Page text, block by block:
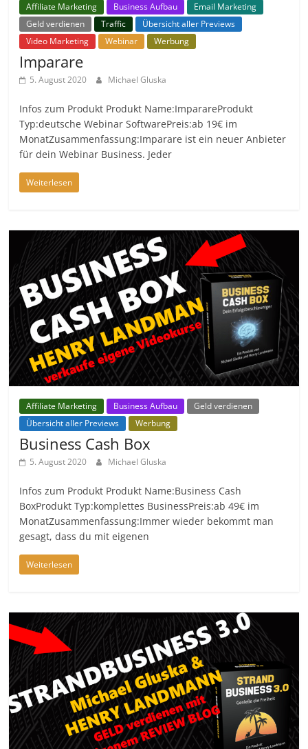
Affiliate Marketing Business Aufbau
Email Marketing
Geld verdienen
Traffic
Übersicht aller Previews
Video Marketing
Webinar Werbung
Imparare
5. August 2020 Michael Gluska
Infos zum Produkt Produkt Name:ImparareProdukt
Typ:deutsche Webinar SoftwarePreis:ab 19€ im
MonatZusammenfassung:Imparare ist ein neuer Anbieter
für dein Webinar Business. Jeder
Weiterlesen
Affiliate Marketing Business Aufbau
Geld verdienen
Übersicht aller Previews
Werbung
Business Cash Box
5. August 2020 Michael Gluska
Infos zum Produkt Produkt Name:Business Cash
BoxProdukt Typ:komplettes BusinessPreis:ab 49€ im
MonatZusammenfassung:Immer wieder bekommt man
gesagt, dass du mit eigenen
Weiterlesen